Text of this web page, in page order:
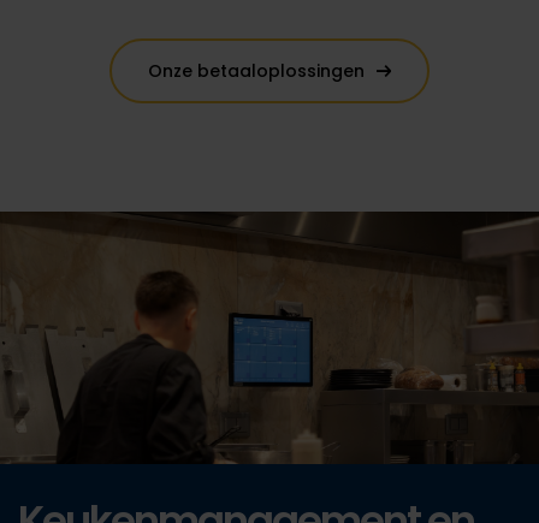
Onze betaaloplossingen